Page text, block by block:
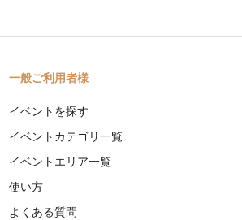
一般ご利用者様
イベントを探す
イベントカテゴリ一覧
イベントエリア一覧
使い方
よくある質問